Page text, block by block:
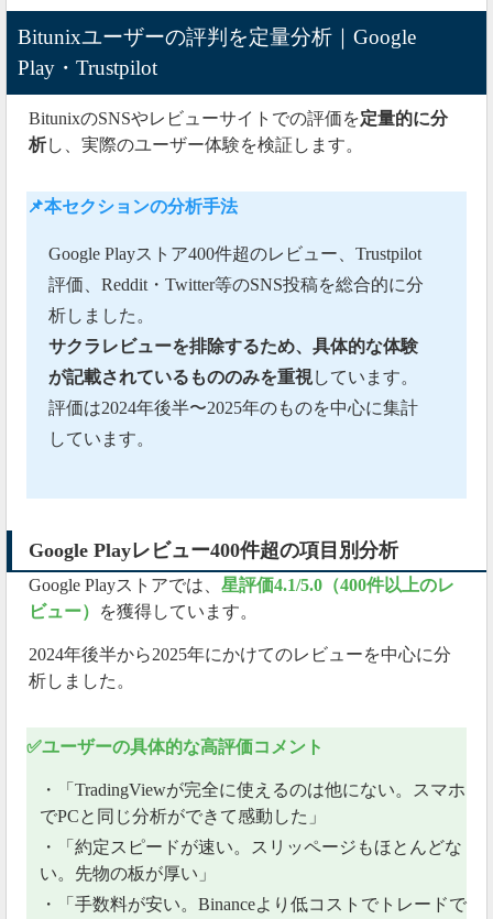
Bitunixユーザーの評判を定量分析｜Google
Play・Trustpilot
BitunixのSNSやレビューサイトでの評価を定量的に分
析し、実際のユーザー体験を検証します。
📌本セクションの分析手法
Google Playストア400件超のレビュー、Trustpilot
評価、Reddit・Twitter等のSNS投稿を総合的に分
析しました。
サクラレビューを排除するため、具体的な体験
が記載されているもののみを重視しています。
評価は2024年後半〜2025年のものを中心に集計
しています。
Google Playレビュー400件超の項目別分析
Google Playストアでは、 星評価4.1/5.0（400件以上のレ
ビュー）
を獲得しています。
2024年後半から2025年にかけてのレビューを中心に分
析しました。
✅ユーザーの具体的な高評価コメント
・「TradingViewが完全に使えるのは他にない。スマホ
でPCと同じ分析ができて感動した」
・「約定スピードが速い。スリッページもほとんどな
い。先物の板が厚い」
・「手数料が安い。Binanceより低コストでトレードで